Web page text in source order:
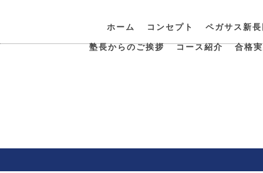
ホーム コンセプト ペガサス新
塾長からのご挨拶 コース紹介 合格